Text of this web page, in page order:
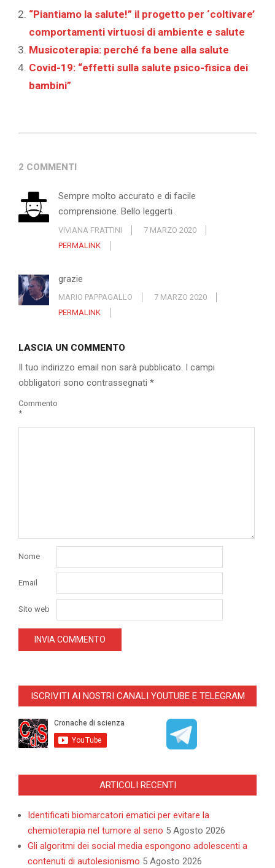
“Piantiamo la salute!” il progetto per ‘coltivare’
comportamenti virtuosi di ambiente e salute
Musicoterapia: perché fa bene alla salute
Covid-19: “effetti sulla salute psico-fisica dei
bambini”
06
2 COMMENTI
Sempre molto accurato e di facile
comprensione. Bello leggerti .
VIVIANA FRATTINI
7 MARZO 2020
PERMALINK
grazie
MARIO PAPPAGALLO
7 MARZO 2020
PERMALINK
LASCIA UN COMMENTO
Il tuo indirizzo email non sarà pubblicato. I campi
obbligatori sono contrassegnati *
Commento
*
Nome
Email
Sito web
ISCRIVITI AI NOSTRI CANALI YOUTUBE E TELEGRAM
ARTICOLI RECENTI
Identificati biomarcatori ematici per evitare la
chemioterapia nel tumore al seno 5 Agosto 2026
Gli algoritmi dei social media espongono adolescenti a
contenuti di autolesionismo 5 Agosto 2026